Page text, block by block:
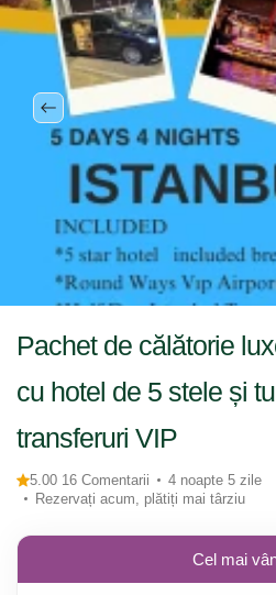
Pachet de călătorie
cu hotel de 5 stele și
transferuri VIP
5.00 16 Comentarii
4 noapte 5 zile
Rezervați acum, plătiți mai târziu
Cel mai